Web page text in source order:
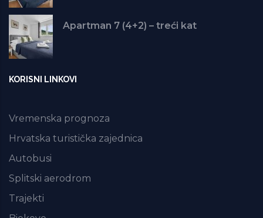
Apartman 7 (4+2) – treći kat
KORISNI LINKOVI
Vremenska prognoza
Hrvatska turistička zajednica
Autobusi
Splitski aerodrom
Trajekti